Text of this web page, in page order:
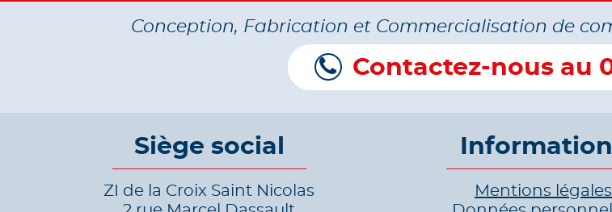
Conception, Fabrication et Commercialisation de
Contactez-nous au
Siège social
ZI de la Croix Saint Nicolas
Mentions légales